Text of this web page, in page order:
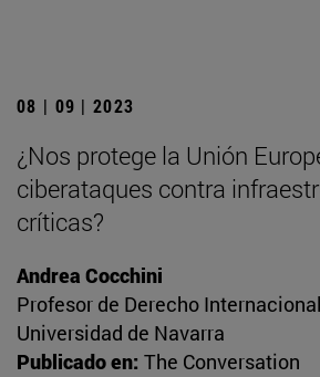
08 | 09 | 2023
¿Nos protege la Unión
ciberataques contra
críticas?
Andrea Cocchini
Profesor de Derecho
Universidad de Navarra
Publicado en: The Conversation